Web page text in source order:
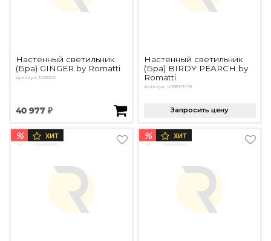
Настенный светильник
(Бра) GINGER by Romatti
Артикул: 10252W
40 977 ₽
Настенный светильник
(Бра) BIRDY PEARCH by
Romatti
Артикул: MB8113-1B
Запросить цену
% ХИТ % ХИТ